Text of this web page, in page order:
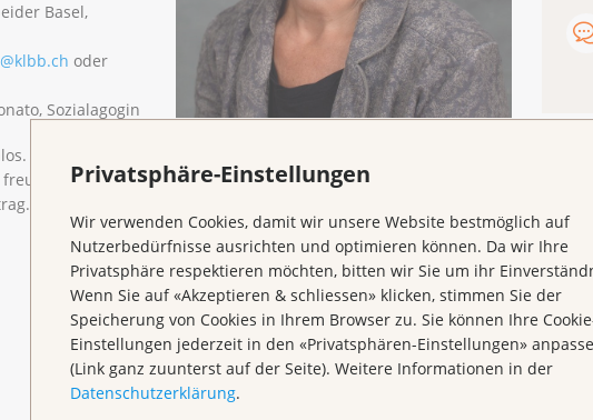
Privatsphäre-Einstellungen
Wir verwenden Cookies, damit wir unsere Website bestmöglich auf
Nutzerbedürfnisse ausrichten und optimieren können. Da wir Ihre
Privatsphäre respektieren möchten, bitten wir Sie um ihr
Wenn Sie auf «Akzeptieren & schliessen» klicken, stimmen Sie der
Speicherung von Cookies in Ihrem Browser zu. Sie können Ihre
Einstellungen jederzeit in den «Privatsphären-Einstellungen»
(Link ganz zuunterst auf der Seite). Weitere Informationen in der
Datenschutzerklärung.
Basel,
oder
Sozialagogin
Spenden sind
uns über